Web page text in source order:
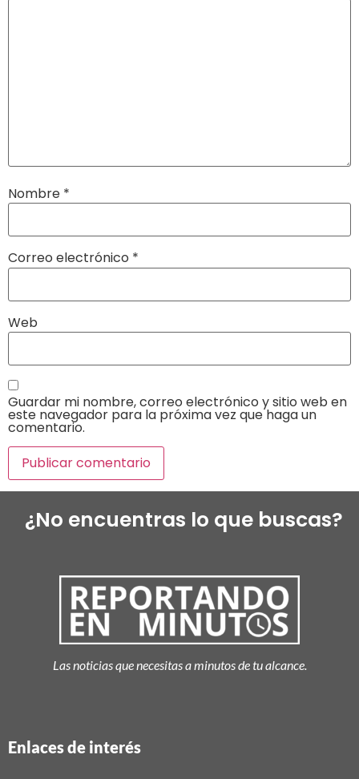
Nombre *
Correo electrónico *
Web
Guardar mi nombre, correo electrónico y sitio web en
este navegador para la próxima vez que haga un
comentario.
¿No encuentras lo que buscas?
Las noticias que necesitas a minutos de tu alcance.
Enlaces de interés